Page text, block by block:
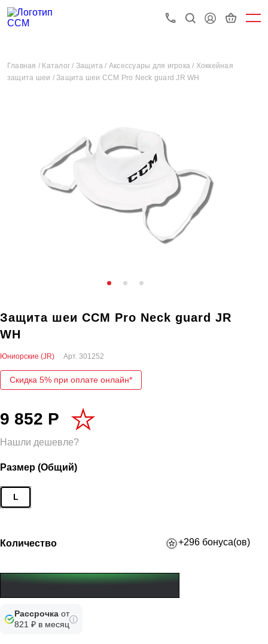
Главная / Каталог / Защита / Аксессуары для игрока / Хоккейная
защита шеи /Защита шеи CCM Pro Neck guard JR WH
Защита шеи CCM Pro Neck guard JR
WH
Юниорские (JR) Арт. 301252
Скидка 5% при оплате онлайн*
9 852 Р
Нашли дешевле?
Размер (Общий)
L
Количество +296 бонуса(ов)
Рассрочка от
821 ₽ в месяц